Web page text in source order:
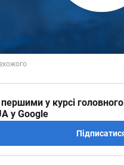
першими у курсі
у Google